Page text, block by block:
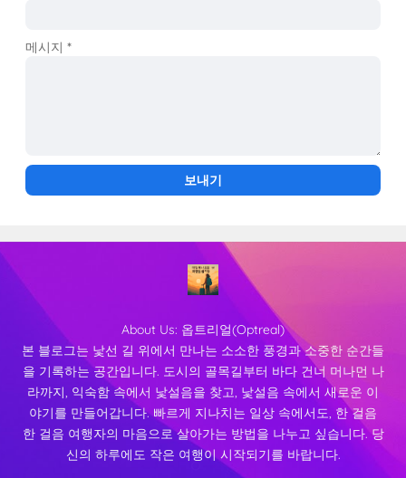
메시지*
About Us: 옵트리얼(Optreal)
본 블로그는 낯선 길 위에서 만나는 소소한 풍경과 소중한 순간들
을 기록하는 공간입니다. 도시의 골목길부터 바다 건너 머나먼 나
라까지, 익숙함 속에서 낯설음을 찾고, 낯설음 속에서 새로운 이
야기를 만들어갑니다. 빠르게 지나치는 일상 속에서도, 한 걸음
한 걸음 여행자의 마음으로 살아가는 방법을 나누고 싶습니다. 당
신의 하루에도 작은 여행이 시작되기를 바랍니다.